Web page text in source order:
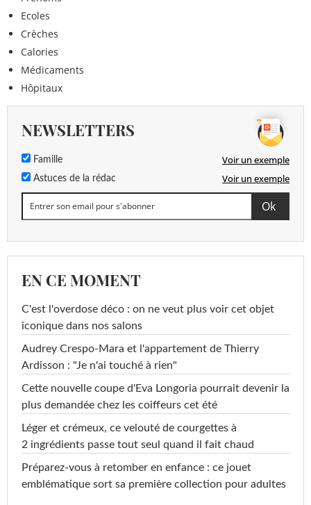
Ecoles
Crèches
Calories
Médicaments
Hôpitaux
NEWSLETTERS
Famille Voir un exemple
Astuces de la rédac Voir un exemple
EN CE MOMENT
C'est l'overdose déco : on ne veut plus voir cet objet
iconique dans nos salons
Audrey Crespo-Mara et l'appartement de Thierry
Ardisson : "Je n'ai touché à rien"
Cette nouvelle coupe d'Eva Longoria pourrait devenir la
plus demandée chez les coiffeurs cet été
Léger et crémeux, ce velouté de courgettes à
2 ingrédients passe tout seul quand il fait chaud
Préparez-vous à retomber en enfance : ce jouet
emblématique sort sa première collection pour adultes